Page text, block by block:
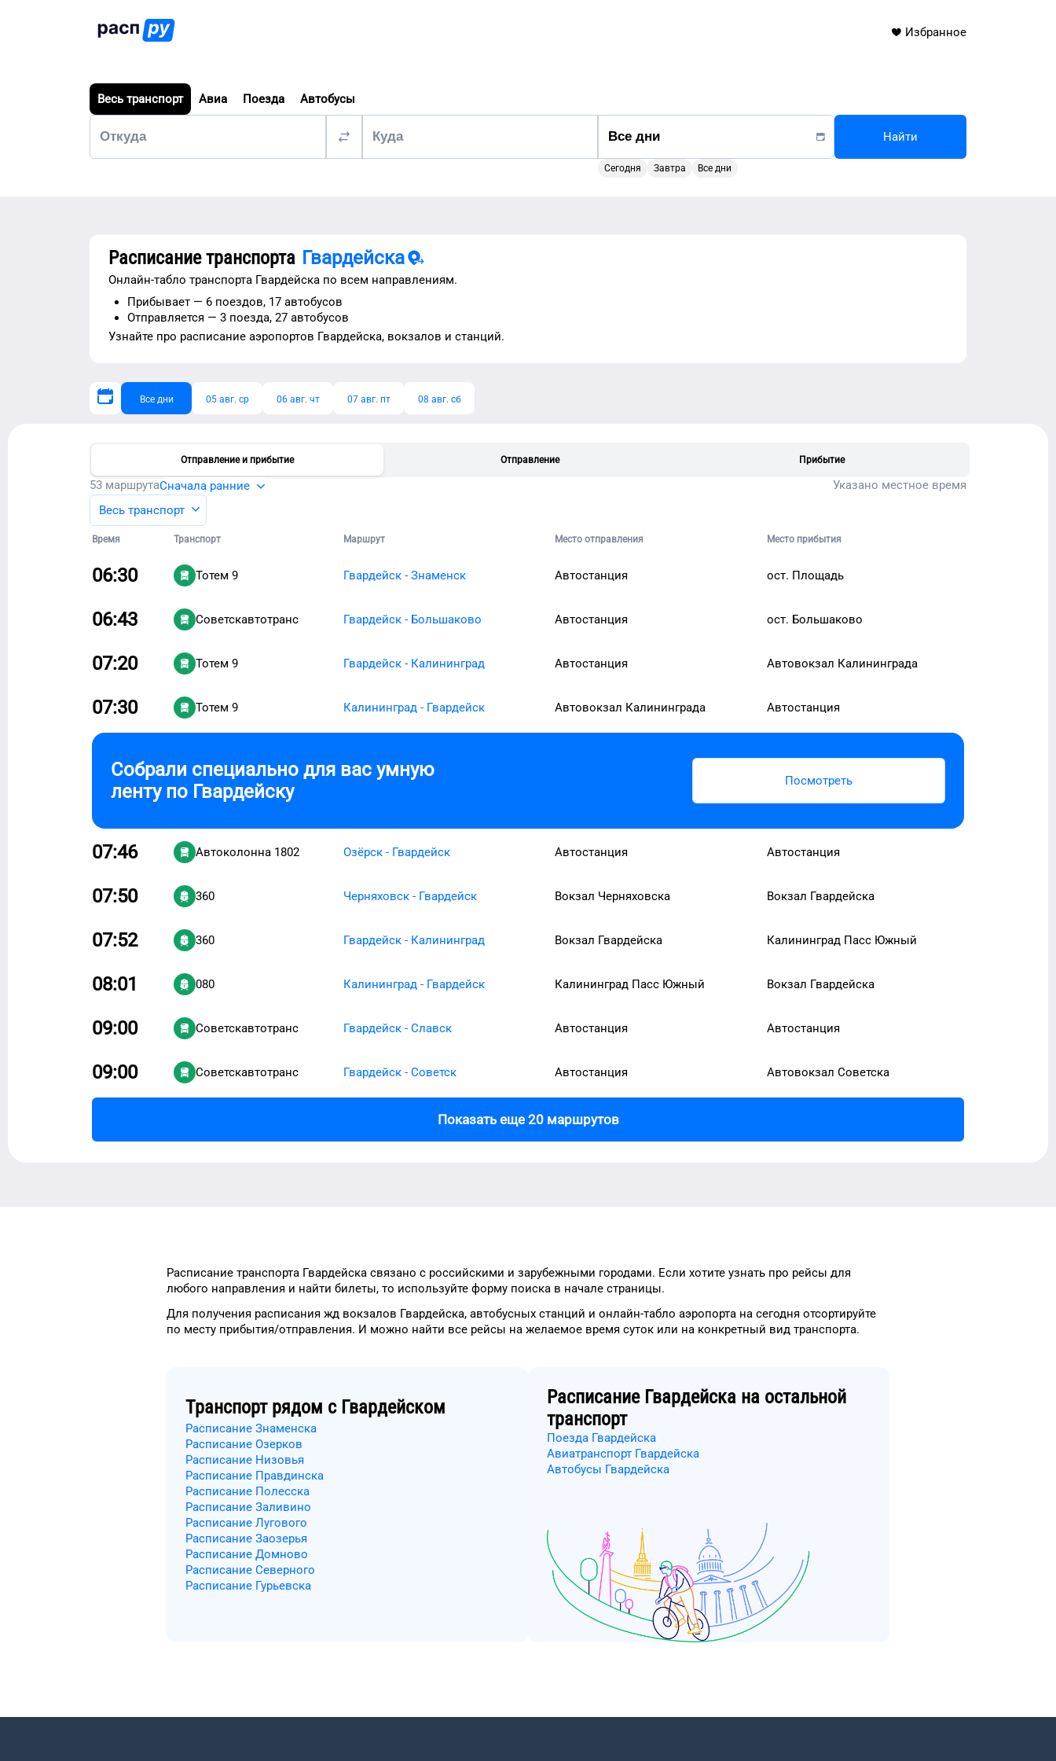
Избранное
Весь транспорт Авиа Поезда Автобусы
Сегодня Завтра Все дни
Найти
Расписание транспорта Гвардейска
Онлайн-табло транспорта Гвардейска по всем направлениям.
Прибывает — 6 поездов, 17 автобусов
Отправляется — 3 поезда, 27 автобусов
Узнайте про расписание аэропортов Гвардейска, вокзалов и станций.
Все дни 05 авг. ср 06 авг. чт 07 авг. пт 08 авг. сб
Отправление и прибытие Отправление Прибытие
53 маршрутаСначала ранние
Указано местное время
Весь транспорт
Время Транспорт Маршрут Место отправления Место прибытия
06:30 Тотем 9 Гвардейск - Знаменск Автостанция ост. Площадь
06:43 Советскавтотранc Гвардейск - Большаково Автостанция ост. Большаково
07:20 Тотем 9 Гвардейск - Калининград Автостанция Автовокзал Калининграда
07:30 Тотем 9 Калининград - Гвардейск Автовокзал Калининграда Автостанция
Собрали специально для вас умную
ленту по Гвардейску Посмотреть
07:46 Автоколонна 1802 Озёрск - Гвардейск Автостанция Автостанция
07:50 360 Черняховск - Гвардейск Вокзал Черняховска Вокзал Гвардейска
07:52 360 Гвардейск - Калининград Вокзал Гвардейска Калининград Пасс Южный
08:01 080 Калининград - Гвардейск Калининград Пасс Южный Вокзал Гвардейска
09:00 Советскавтотранc Гвардейск - Славск Автостанция Автостанция
09:00 Советскавтотранc Гвардейск - Советск Автостанция Автовокзал Советска
Показать еще 20 маршрутов
Расписание транспорта Гвардейска связано с российскими и зарубежными городами. Если хотите узнать про рейсы для
любого направления и найти билеты, то используйте форму поиска в начале страницы.
Для получения расписания жд вокзалов Гвардейска, автобусных станций и онлайн-табло аэропорта на сегодня отсортируйте
по месту прибытия/отправления. И можно найти все рейсы на желаемое время суток или на конкретный вид транспорта.
Транспорт рядом с Гвардейском
Расписание Знаменска
Расписание Озерков
Расписание Низовья
Расписание Правдинска
Расписание Полесска
Расписание Заливино
Расписание Лугового
Расписание Заозерья
Расписание Домново
Расписание Северного
Расписание Гурьевска
Расписание Гвардейска на остальной
транспорт
Поезда Гвардейска
Авиатранспорт Гвардейска
Автобусы Гвардейска